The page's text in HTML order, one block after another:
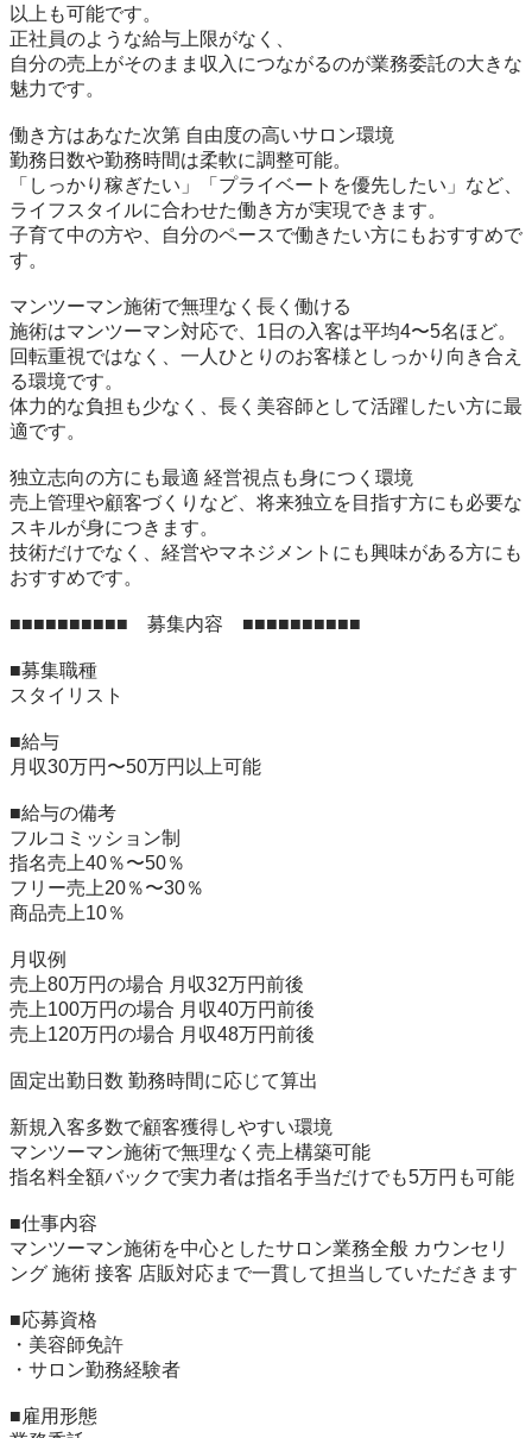
以上も可能です。
正社員のような給与上限がなく、
自分の売上がそのまま収入につながるのが業務委託の大きな
魅力です。
働き方はあなた次第 自由度の高いサロン環境
勤務日数や勤務時間は柔軟に調整可能。
「しっかり稼ぎたい」「プライベートを優先したい」など、
ライフスタイルに合わせた働き方が実現できます。
子育て中の方や、自分のペースで働きたい方にもおすすめで
す。
マンツーマン施術で無理なく長く働ける
施術はマンツーマン対応で、1日の入客は平均4〜5名ほど。
回転重視ではなく、一人ひとりのお客様としっかり向き合え
る環境です。
体力的な負担も少なく、長く美容師として活躍したい方に最
適です。
独立志向の方にも最適 経営視点も身につく環境
売上管理や顧客づくりなど、将来独立を目指す方にも必要な
スキルが身につきます。
技術だけでなく、経営やマネジメントにも興味がある方にも
おすすめです。
■■■■■■■■■■　募集内容　■■■■■■■■■■
■募集職種
スタイリスト
■給与
月収30万円〜50万円以上可能
■給与の備考
フルコミッション制
指名売上40％〜50％
フリー売上20％〜30％
商品売上10％
月収例
売上80万円の場合 月収32万円前後
売上100万円の場合 月収40万円前後
売上120万円の場合 月収48万円前後
固定出勤日数 勤務時間に応じて算出
新規入客多数で顧客獲得しやすい環境
マンツーマン施術で無理なく売上構築可能
指名料全額バックで実力者は指名手当だけでも5万円も可能
■仕事内容
マンツーマン施術を中心としたサロン業務全般 カウンセリ
ング 施術 接客 店販対応まで一貫して担当していただきます
■応募資格
・美容師免許
・サロン勤務経験者
■雇用形態